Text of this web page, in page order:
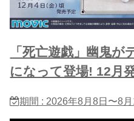
「死亡遊戯」幽鬼
になって登場! 12月
期間 : 2026年8月8日〜8月